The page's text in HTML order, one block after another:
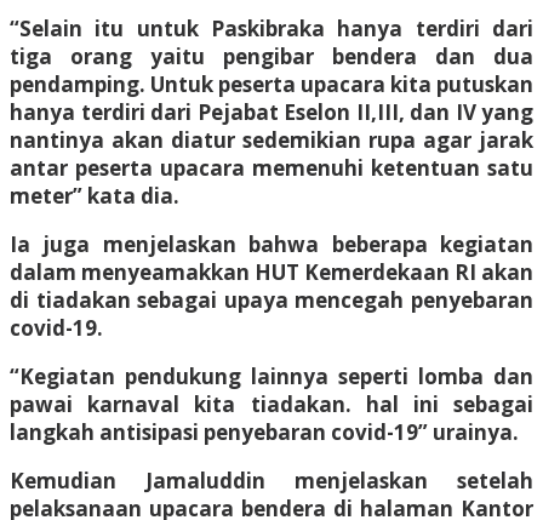
“Selain itu untuk Paskibraka hanya terdiri dari
tiga orang yaitu pengibar bendera dan dua
pendamping. Untuk peserta upacara kita putuskan
hanya terdiri dari Pejabat Eselon II,III, dan IV yang
nantinya akan diatur sedemikian rupa agar jarak
antar peserta upacara memenuhi ketentuan satu
meter” kata dia.
Ia juga menjelaskan bahwa beberapa kegiatan
dalam menyeamakkan HUT Kemerdekaan RI akan
di tiadakan sebagai upaya mencegah penyebaran
covid-19.
“Kegiatan pendukung lainnya seperti lomba dan
pawai karnaval kita tiadakan. hal ini sebagai
langkah antisipasi penyebaran covid-19” urainya.
Kemudian Jamaluddin menjelaskan setelah
pelaksanaan upacara bendera di halaman Kantor